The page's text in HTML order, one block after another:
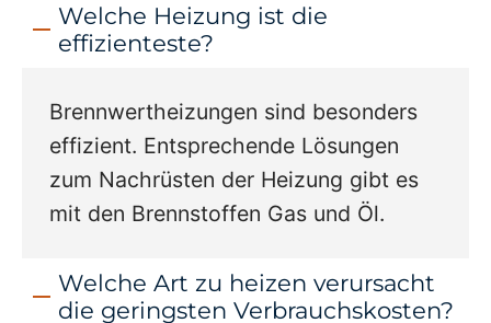
Welche Heizung ist die
effizienteste?
Brennwertheizungen sind besonders
effizient. Entsprechende Lösungen
zum Nachrüsten der Heizung gibt es
mit den Brennstoffen Gas und Öl.
Welche Art zu heizen verursacht
die geringsten Verbrauchskosten?